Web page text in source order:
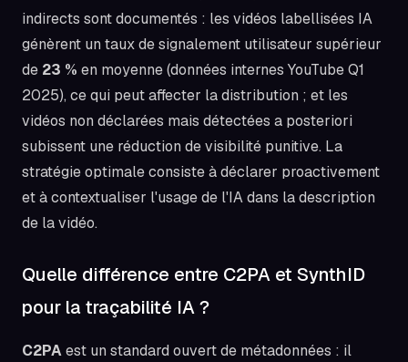
indirects sont documentés : les vidéos labellisées IA
génèrent un taux de signalement utilisateur supérieur
de 23 % en moyenne (données internes YouTube Q1
2025), ce qui peut affecter la distribution ; et les
vidéos non déclarées mais détectées a posteriori
subissent une réduction de visibilité punitive. La
stratégie optimale consiste à déclarer proactivement
et à contextualiser l'usage de l'IA dans la description
de la vidéo.
Quelle différence entre C2PA et SynthID
pour la traçabilité IA ?
C2PAest un standard ouvert de métadonnées : il